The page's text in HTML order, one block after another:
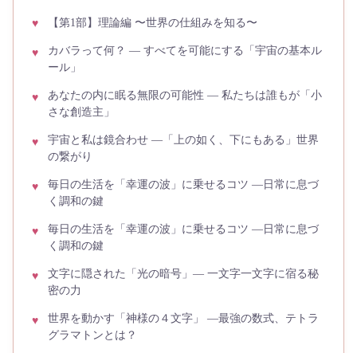
【第1部】理論編 〜世界の仕組みを知る〜
カバラって何？ ― すべてを可能にする「宇宙の基本ル
ール」
あなたの内に眠る無限の可能性 ― 私たちは誰もが「小
さな創造主」
宇宙と私は鏡合わせ ―「上の如く、下にもある」世界
の繋がり
毎日の生活を「幸運の波」に乗せるコツ ―日常に息づ
く調和の鍵
毎日の生活を「幸運の波」に乗せるコツ ―日常に息づ
く調和の鍵
文字に隠された「光の暗号」― 一文字一文字に宿る秘
密の力
世界を動かす「神様の４文字」 ―最強の数式、テトラ
グラマトンとは？